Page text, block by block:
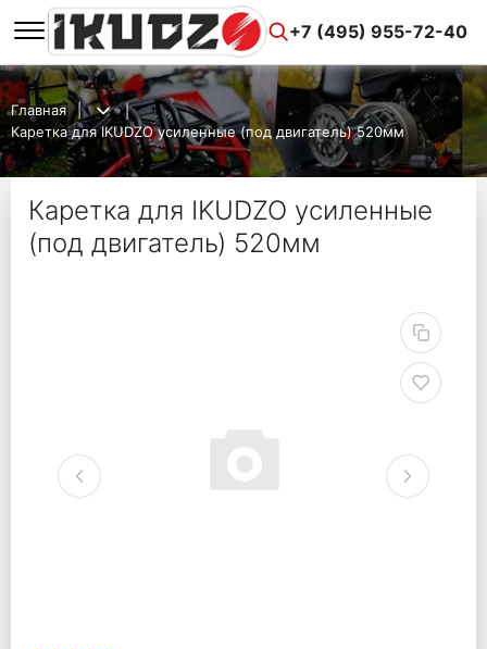
+7 (495) 955-72-40
Главная
Каретка для IKUDZO усиленные (под двигатель) 520мм
Каретка для IKUDZO усиленные
(под двигатель) 520мм